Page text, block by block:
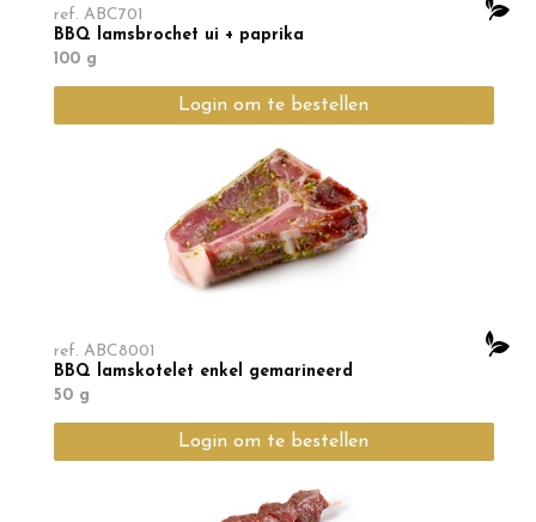
ref. ABC701
BBQ lamsbrochet ui + paprika
100 g
Login om te bestellen
ref. ABC8001
BBQ lamskotelet enkel gemarineerd
50 g
Login om te bestellen